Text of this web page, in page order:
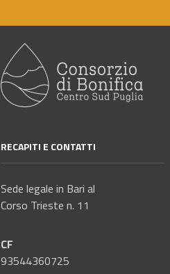
e
o
RECAPITI E CONTATTI
Sede legale in Bari al
Corso Trieste n. 11
CF
93544360725